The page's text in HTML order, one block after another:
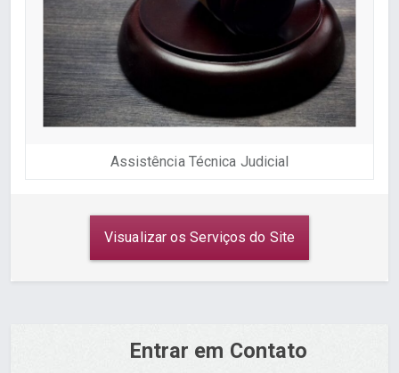
Assistência Técnica Judicial
Visualizar os Serviços do Site
Entrar em Contato